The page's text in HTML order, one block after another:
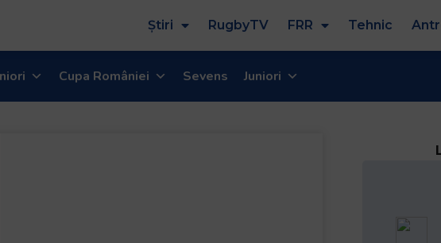
Știri RugbyTV FRR Tehnic
Cupa României Sevens Juniori